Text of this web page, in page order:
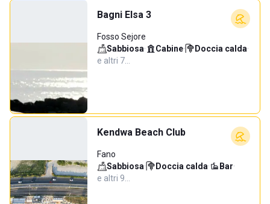
Bagni Elsa 3
Fosso Sejore
Sabbiosa· Cabine· Doccia calda·
e altri 7…
Kendwa Beach Club
Fano
Sabbiosa· Doccia calda· Bar·
e altri 9…